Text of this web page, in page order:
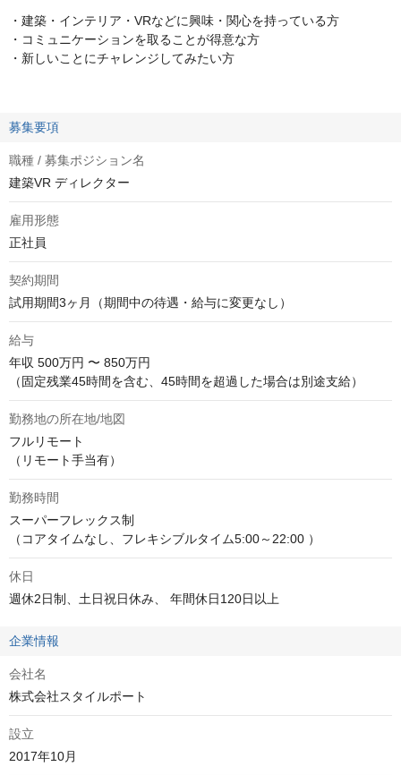
・建築・インテリア・VRなどに興味・関心を持っている方
・コミュニケーションを取ることが得意な方
・新しいことにチャレンジしてみたい方
募集要項
職種 / 募集ポジション名
建築VR ディレクター
雇用形態
正社員
契約期間
試用期間3ヶ月（期間中の待遇・給与に変更なし）
給与
年収 500万円 〜 850万円
（固定残業45時間を含む、45時間を超過した場合は別途支給）
勤務地の所在地/地図
フルリモート
（リモート手当有）
勤務時間
スーパーフレックス制
（コアタイムなし、フレキシブルタイム5:00～22:00 ）
休日
週休2日制、土日祝日休み、 年間休日120日以上
企業情報
会社名
株式会社スタイルポート
設立
2017年10月